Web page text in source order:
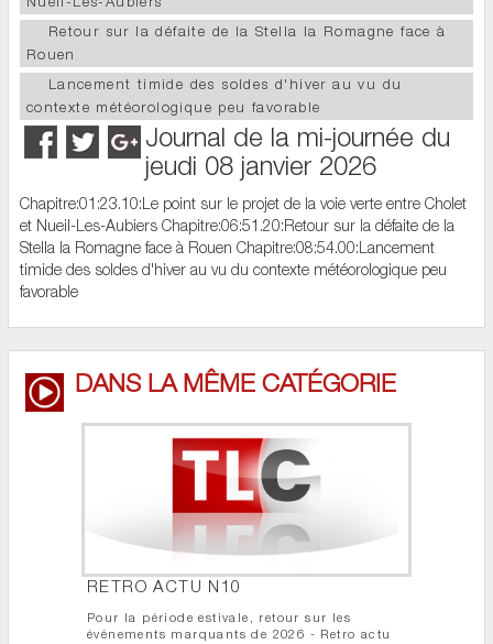
Nueil-Les-Aubiers
Retour sur la défaite de la Stella la Romagne face à
Rouen
Lancement timide des soldes d'hiver au vu du
contexte météorologique peu favorable
Journal de la mi-journée du
jeudi 08 janvier 2026
Chapitre:01:23.10:Le point sur le projet de la voie verte entre Cholet
et Nueil-Les-Aubiers Chapitre:06:51.20:Retour sur la défaite de la
Stella la Romagne face à Rouen Chapitre:08:54.00:Lancement
timide des soldes d'hiver au vu du contexte météorologique peu
favorable
DANS LA MÊME CATÉGORIE
RETRO ACTU N10
Pour la période estivale, retour sur les
événements marquants de 2026 - Retro actu